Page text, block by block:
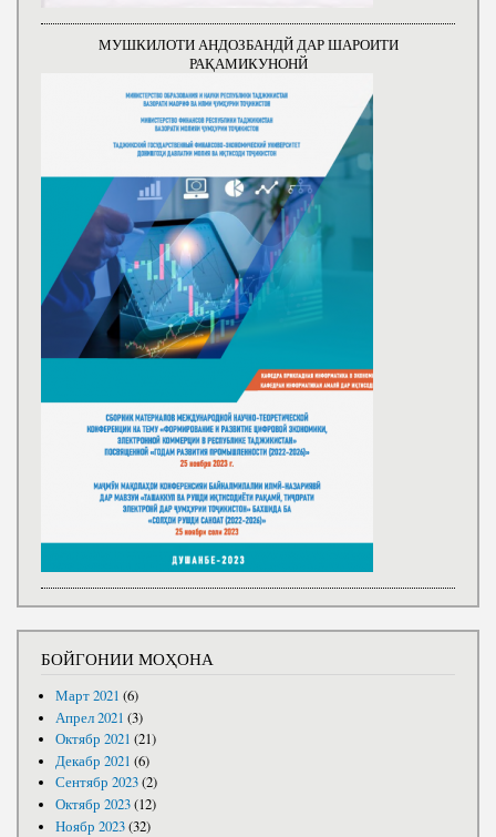
МУШКИЛОТИ АНДОЗБАНДЙ ДАР ШАРОИТИ
РАҚАМИКУНОНЙ
БОЙГОНИИ МОҲОНА
Март 2021 (6)
Апрел 2021 (3)
Октябр 2021 (21)
Декабр 2021 (6)
Сентябр 2023(2)
Октябр 2023(12)
Ноябр 2023(32)